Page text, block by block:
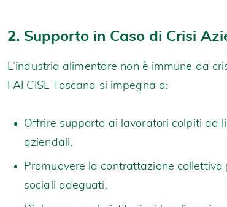
2. Supporto in Caso di Crisi
L’industria alimentare non è immune da
FAI CISL Toscana si impegna a:
Offrire supporto ai lavoratori colpiti da
aziendali.
Promuovere la contrattazione
sociali adeguati.